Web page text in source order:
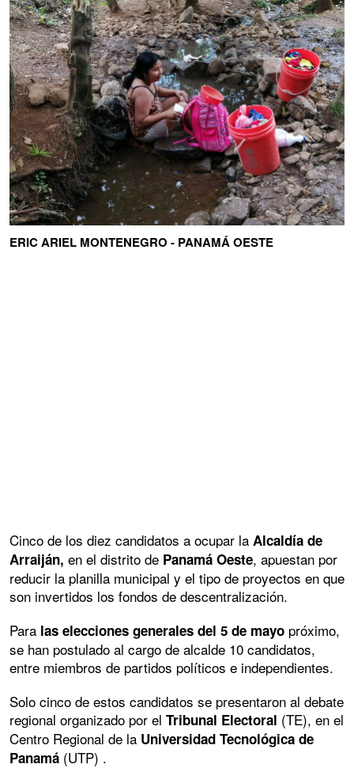
ERIC ARIEL MONTENEGRO - PANAMÁ OESTE
Cinco de los diez candidatos a ocupar la Alcaldía de
Arraiján, en el distrito de Panamá Oeste, apuestan por
reducir la planilla municipal y el tipo de proyectos en que
son invertidos los fondos de descentralización.
Para las elecciones generales del 5 de mayo próximo,
se han postulado al cargo de alcalde 10 candidatos,
entre miembros de partidos políticos e independientes.
Solo cinco de estos candidatos se presentaron al debate
regional organizado por el Tribunal Electoral (TE), en el
Centro Regional de la Universidad Tecnológica de
Panamá (UTP) .